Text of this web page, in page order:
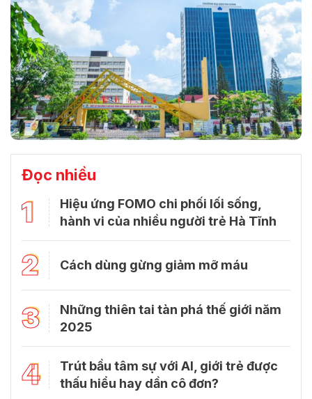
Đọc nhiều
1
Hiệu ứng FOMO chi phối lối sống,
hành vi của nhiều người trẻ Hà Tĩnh
2 Cách dùng gừng giảm mỡ máu
3
Những thiên tai tàn phá thế giới năm
2025
4
Trút bầu tâm sự với Al, giới trẻ được
thấu hiểu hay dần cô đơn?